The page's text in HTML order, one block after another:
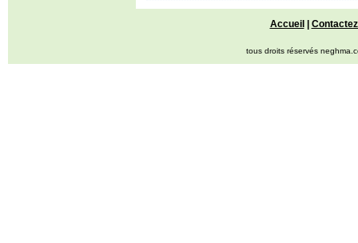
Accueil|
tous droits réservés